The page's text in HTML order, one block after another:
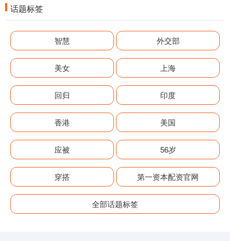
话题标签
智慧 外交部
美女 上海
回归 印度
香港 美国
应被 56岁
穿搭 第一资本配资官网
全部话题标签